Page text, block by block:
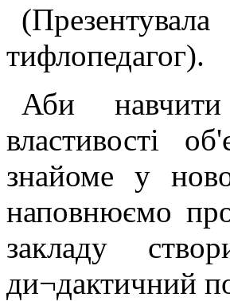
тифлопедагог).
Аби
властивості
знайоме у
наповнюємо
закладу
ди¬дактичний